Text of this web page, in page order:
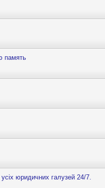
память
юридичних галузей 24/7.